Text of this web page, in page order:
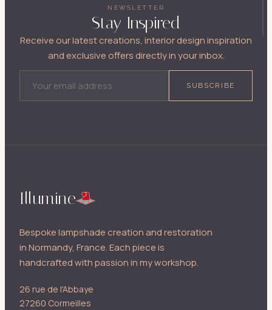
NEWSLETTER
Stay Inspired
Receive our latest creations, interior design inspiration
and exclusive offers directly in your inbox.
SUBSCRIBE
Illumine
Bespoke lampshade creation and restoration
in Normandy, France. Each piece is
handcrafted with passion in my workshop.
26 rue de l'Abbaye
27260 Cormeilles